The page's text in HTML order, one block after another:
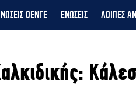
ΟΕΝΓΕ ΕΝΩΣΕΙΣ ΛΟΙΠΕΣ